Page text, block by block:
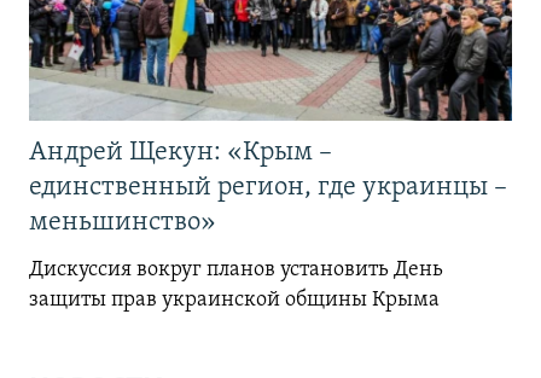
Андрей Щекун: «Крым –
единственный регион, где украинцы –
меньшинство»
Дискуссия вокруг планов установить День
защиты прав украинской общины Крыма